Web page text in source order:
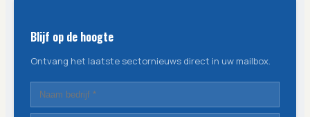
Blijf op de hoogte
Ontvang het laatste sectornieuws direct in uw mailbox.